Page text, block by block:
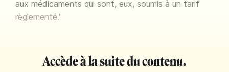
aux médicaments qui sont, eux, soumis à un tarif
règlementé."
Accède à la suite du contenu.